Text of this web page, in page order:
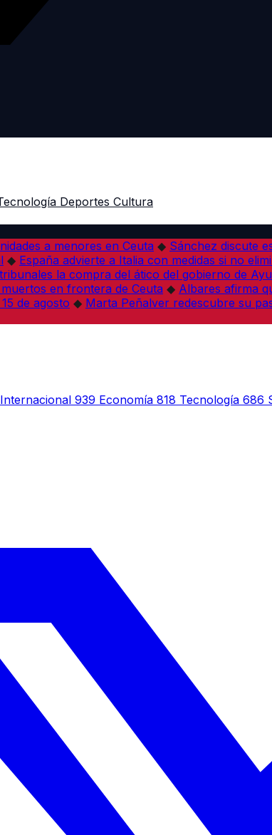
Deportes Cultura
a menores en Ceuta ◆ Sánchez discute
◆ España advierte a Italia con medidas si no
la compra del ático del gobierno de
en frontera de Ceuta ◆ Albares afirma
de agosto ◆ Marta Peñalver redescubre su
Internacional 939 Economía 818 Tecnología 686